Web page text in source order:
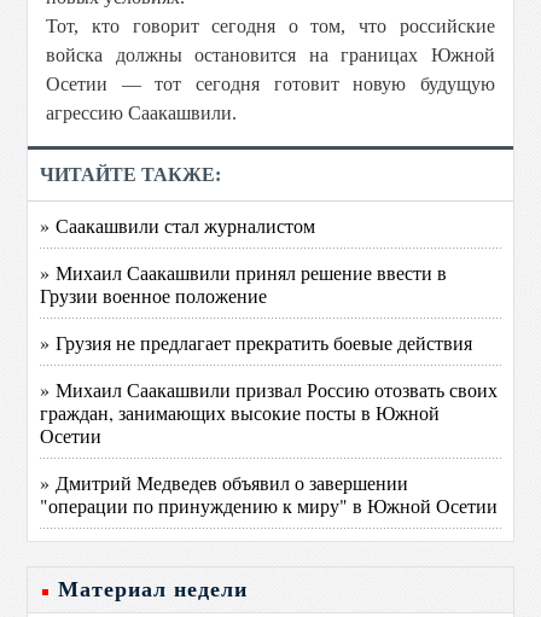
Тот, кто говорит сегодня о том, что российские
войска должны остановится на границах Южной
Осетии — тот сегодня готовит новую будущую
агрессию Саакашвили.
ЧИТАЙТЕ ТАКЖЕ:
» Саакашвили стал журналистом
» Михаил Саакашвили принял решение ввести в
Грузии военное положение
» Грузия не предлагает прекратить боевые действия
» Михаил Саакашвили призвал Россию отозвать своих
граждан, занимающих высокие посты в Южной
Осетии
» Дмитрий Медведев объявил о завершении
"операции по принуждению к миру" в Южной Осетии
Материал недели